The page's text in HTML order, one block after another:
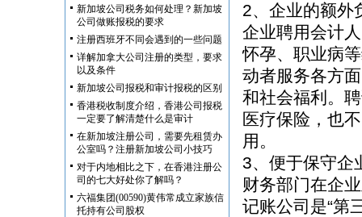
新加坡公司税务如何处理？新加坡
公司做账报税的要求
注册西班牙不同会遇到的一些问题
详解加拿大公司注册的类型，要求
以及条件
新加坡公司报税和审计报税的区别
香港税收制度介绍，香港公司报税
一定要了解清楚什么是审计
在新加坡注册公司，需要先租赁办
公室吗？注册新加坡公司小技巧
对于内地相比之下，在香港注册公
司的七大好处你了解吗？
六福集团(00590)黄伟常成立家族信
托持有公司股权
2、企业的额外
企业聘用会计
怀孕、职业病
动者服务各方
和社会福利。
医疗保险，也
用。
3、便于保守企
财务部门在企
记账公司是“第